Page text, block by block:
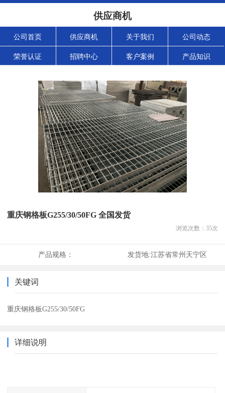
供应商机
公司首页 供应商机 关于我们 公司动态
荣誉认证 招聘中心 客户案例 产品知识
重庆钢格板G255/30/50FG 全国发货
浏览次数： 35次
产品规格： 发货地:江苏省常州天宁区
关键词
重庆钢格板G255/30/50FG
详细说明